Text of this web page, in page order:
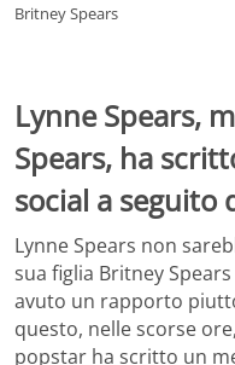
Britney Spears
Lynne Spears,
Spears, ha
social a seguito
Lynne Spears non
sua figlia Britney
avuto un rapporto
questo, nelle scorse
popstar ha scritto un